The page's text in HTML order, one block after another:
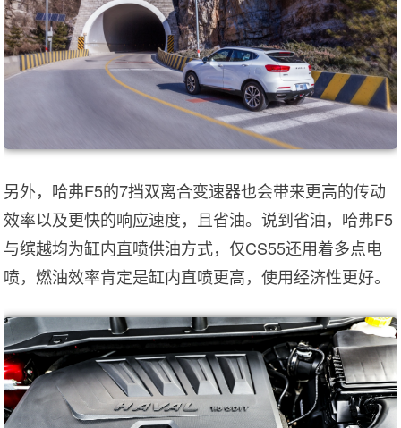
另外，哈弗F5的7挡双离合变速器也会带来更高的传动
效率以及更快的响应速度，且省油。说到省油，哈弗F5
与缤越均为缸内直喷供油方式，仅CS55还用着多点电
喷，燃油效率肯定是缸内直喷更高，使用经济性更好。